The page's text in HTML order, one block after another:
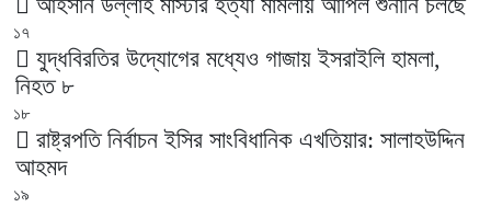
আহসান উল্লাহ মাস্টার হত্যা মামলায় আপিল শুনানি চলছে
১৭
যুদ্ধবিরতির উদ্যোগের মধ্যেও গাজায় ইসরাইলি হামলা,
নিহত ৮
১৮
রাষ্ট্রপতি নির্বাচন ইসির সাংবিধানিক এখতিয়ার: সালাহউদ্দিন
আহমদ
১৯